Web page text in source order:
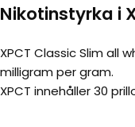
Nikotinstyrka i
XPCT Classic Slim all
milligram per gram.
XPCT innehåller 30